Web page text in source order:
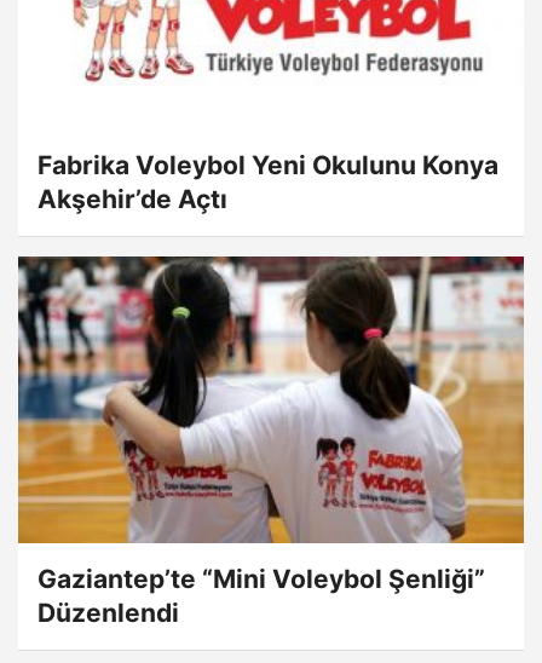
Fabrika Voleybol Yeni Okulunu Konya
Akşehir’de Açtı
Gaziantep’te “Mini Voleybol Şenliği”
Düzenlendi